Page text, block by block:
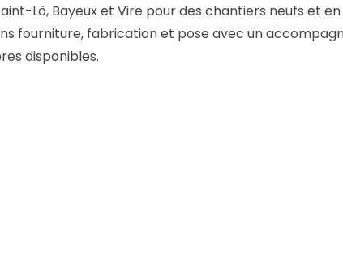
Lô, Bayeux et Vire pour des chantiers neufs et
fourniture, fabrication et pose avec un
disponibles.